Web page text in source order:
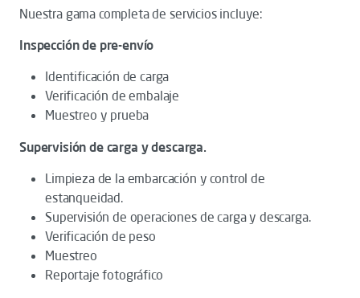
Nuestra gama completa de servicios incluye:
Inspección de pre-envío
Identificación de carga
Verificación de embalaje
Muestreo y prueba
Supervisión de carga y descarga.
Limpieza de la embarcación y control de
estanqueidad.
Supervisión de operaciones de carga y descarga.
Verificación de peso
Muestreo
Reportaje fotográfico